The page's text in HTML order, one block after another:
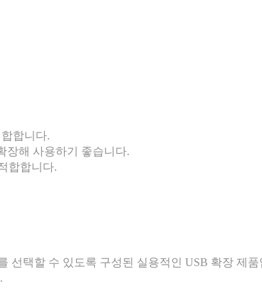
합니다.
장해 사용하기 좋습니다.
합합니다.
선택할 수 있도록 구성된 실용적인 USB 확장 제품